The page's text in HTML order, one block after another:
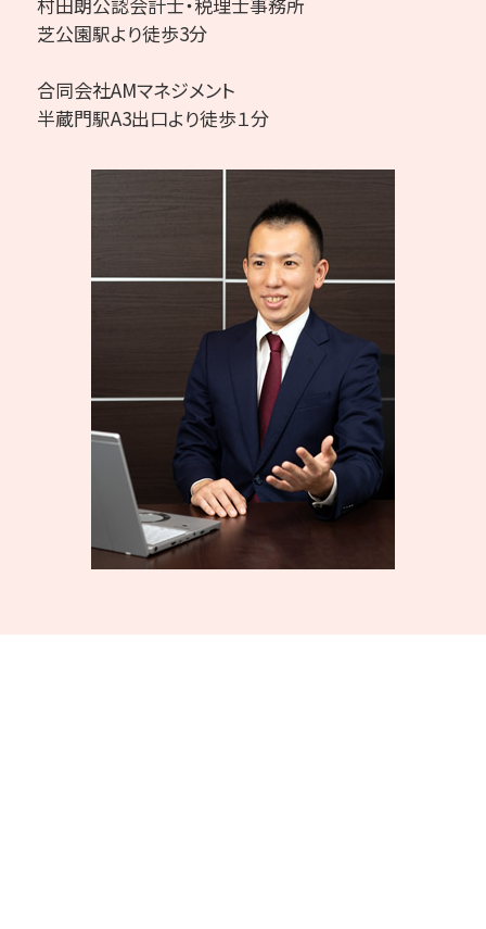
芝公園駅より徒歩3分
合同会社AMマネジメント
半蔵門駅A3出口より徒歩１分